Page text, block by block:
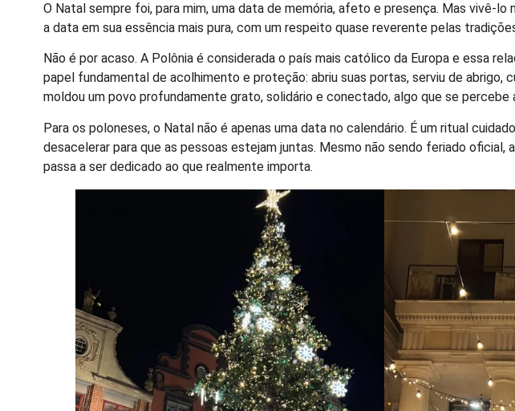
O Natal sempre foi, para mim, uma data de memória, afeto e presença. Mas vivê-
a data em sua essência mais pura, com um respeito quase reverente pelas
Não é por acaso. A Polônia é considerada o país mais católico da Europa e essa
papel fundamental de acolhimento e proteção: abriu suas portas, serviu de abrigo,
moldou um povo profundamente grato, solidário e conectado, algo que se percebe
Para os poloneses, o Natal não é apenas uma data no calendário. É um ritual
desacelerar para que as pessoas estejam juntas. Mesmo não sendo feriado
passa a ser dedicado ao que realmente importa.